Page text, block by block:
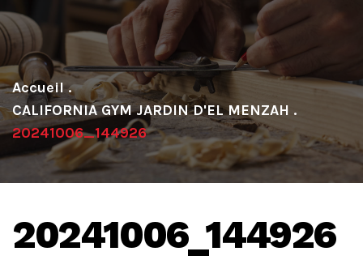
.
CALIFORNIA GYM JARDIN D'EL MENZAH .
20241006_144926
20241006_144926